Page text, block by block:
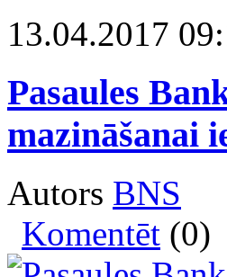
13.04.2017
Pasaules
mazināšanai
Autors BNS
Komentēt (0)